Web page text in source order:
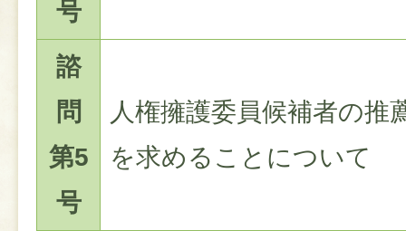
号
諮
問
第5
号
人権擁護委員候補者の推
を求めることについて